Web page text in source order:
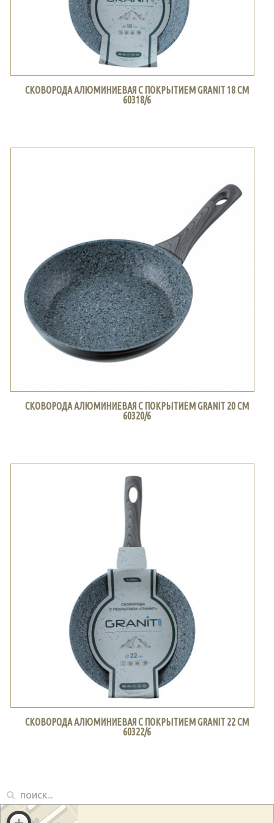
СКОВОРОДА АЛЮМИНИЕВАЯ С ПОКРЫТИЕМ GRANIT 18 СМ
60318/6
СКОВОРОДА АЛЮМИНИЕВАЯ С ПОКРЫТИЕМ GRANIT 20 СМ
60320/6
СКОВОРОДА АЛЮМИНИЕВАЯ С ПОКРЫТИЕМ GRANIT 22 СМ
60322/6